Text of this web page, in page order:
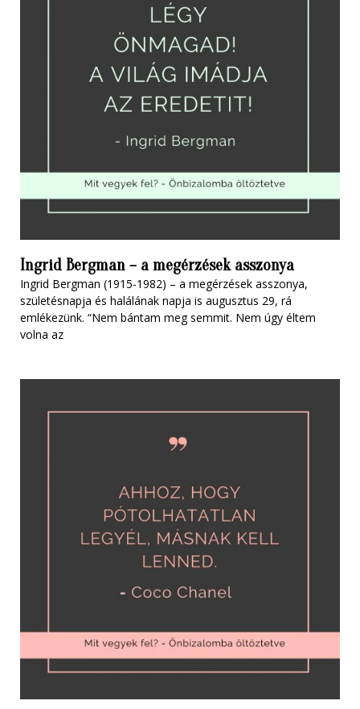
Ingrid Bergman – a megérzések asszonya
Ingrid Bergman (1915-1982) – a megérzések asszonya,
születésnapja és halálának napja is augusztus 29, rá
emlékezünk. “Nem bántam meg semmit. Nem úgy éltem
volna az